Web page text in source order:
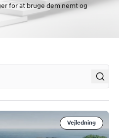
for at bruge dem nemt og
Vejledning